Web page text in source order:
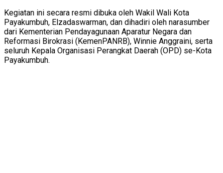
Kegiatan ini secara resmi dibuka oleh Wakil Wali Kota
Payakumbuh, Elzadaswarman, dan dihadiri oleh narasumber
dari Kementerian Pendayagunaan Aparatur Negara dan
Reformasi Birokrasi (KemenPANRB), Winnie Anggraini, serta
seluruh Kepala Organisasi Perangkat Daerah (OPD) se-Kota
Payakumbuh.